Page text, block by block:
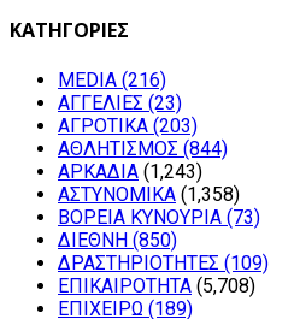
ΚΑΤΗΓΟΡΙΕΣ
MEDIA (216)
ΑΓΓΕΛΙΕΣ (23)
ΑΓΡΟΤΙΚΑ (203)
ΑΘΛΗΤΙΣΜΟΣ (844)
ΑΡΚΑΔΙΑ (1,243)
ΑΣΤΥΝΟΜΙΚΑ (1,358)
ΒΟΡΕΙΑ ΚΥΝΟΥΡΙΑ (73)
ΔΙΕΘΝΗ (850)
ΔΡΑΣΤΗΡΙΟΤΗΤΕΣ (109)
ΕΠΙΚΑΙΡΟΤΗΤΑ (5,708)
ΕΠΙΧΕΙΡΩ (189)